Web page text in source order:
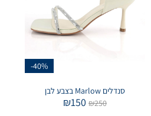
-40%
סנדלים Marlow בצבע לבן
₪250
₪150